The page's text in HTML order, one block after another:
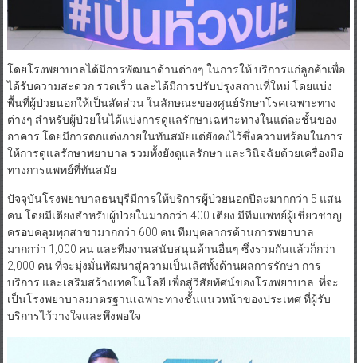
โดยโรงพยาบาลได้มีการพัฒนาด้านต่างๆ ในการให้ บริการแก่ลูกค้าเพื่อ
ได้รับความสะดวก รวดเร็ว และได้มีการปรับปรุงสถานที่ใหม่ โดยแบ่ง
พื้นที่ผู้ป่วยนอกให้เป็นสัดส่วน ในลักษณะของศูนย์รักษาโรคเฉพาะทาง
ต่างๆ สำหรับผู้ป่วยในได้แบ่งการดูแลรักษาเฉพาะทางในแต่ละชั้นของ
อาคาร โดยมีการตกแต่งภายในทันสมัยแต่ยังคงไว้ซึ่งความพร้อมในการ
ให้การดูแลรักษาพยาบาล รวมทั้งยังดูแลรักษา และวินิจฉัยด้วยเครื่องมือ
ทางการแพทย์ที่ทันสมัย
ปัจจุบันโรงพยาบาลธนบุรีมีการให้บริการผู้ป่วยนอกปีละมากกว่า 5 แสน
คน โดยมีเตียงสำหรับผู้ป่วยในมากกว่า 400 เตียง มีทีมแพทย์ผู้เชี่ยวชาญ
ครอบคลุมทุกสาขามากกว่า 600 คน ทีมบุคลากรด้านการพยาบาล
มากกว่า 1,000 คน และทีมงานสนับสนุนด้านอื่นๆ ซึ่งรวมกันแล้วก็กว่า
2,000 คน ที่จะมุ่งมั่นพัฒนาสู่ความเป็นเลิศทั้งด้านผลการรักษา การ
บริการ และเสริมสร้างเทคโนโลยี เพื่อสู่วิสัยทัศน์ของโรงพยาบาล ที่จะ
เป็นโรงพยาบาลมาตรฐานเฉพาะทางชั้นแนวหน้าของประเทศ ที่ผู้รับ
บริการไว้วางใจและพึงพอใจ